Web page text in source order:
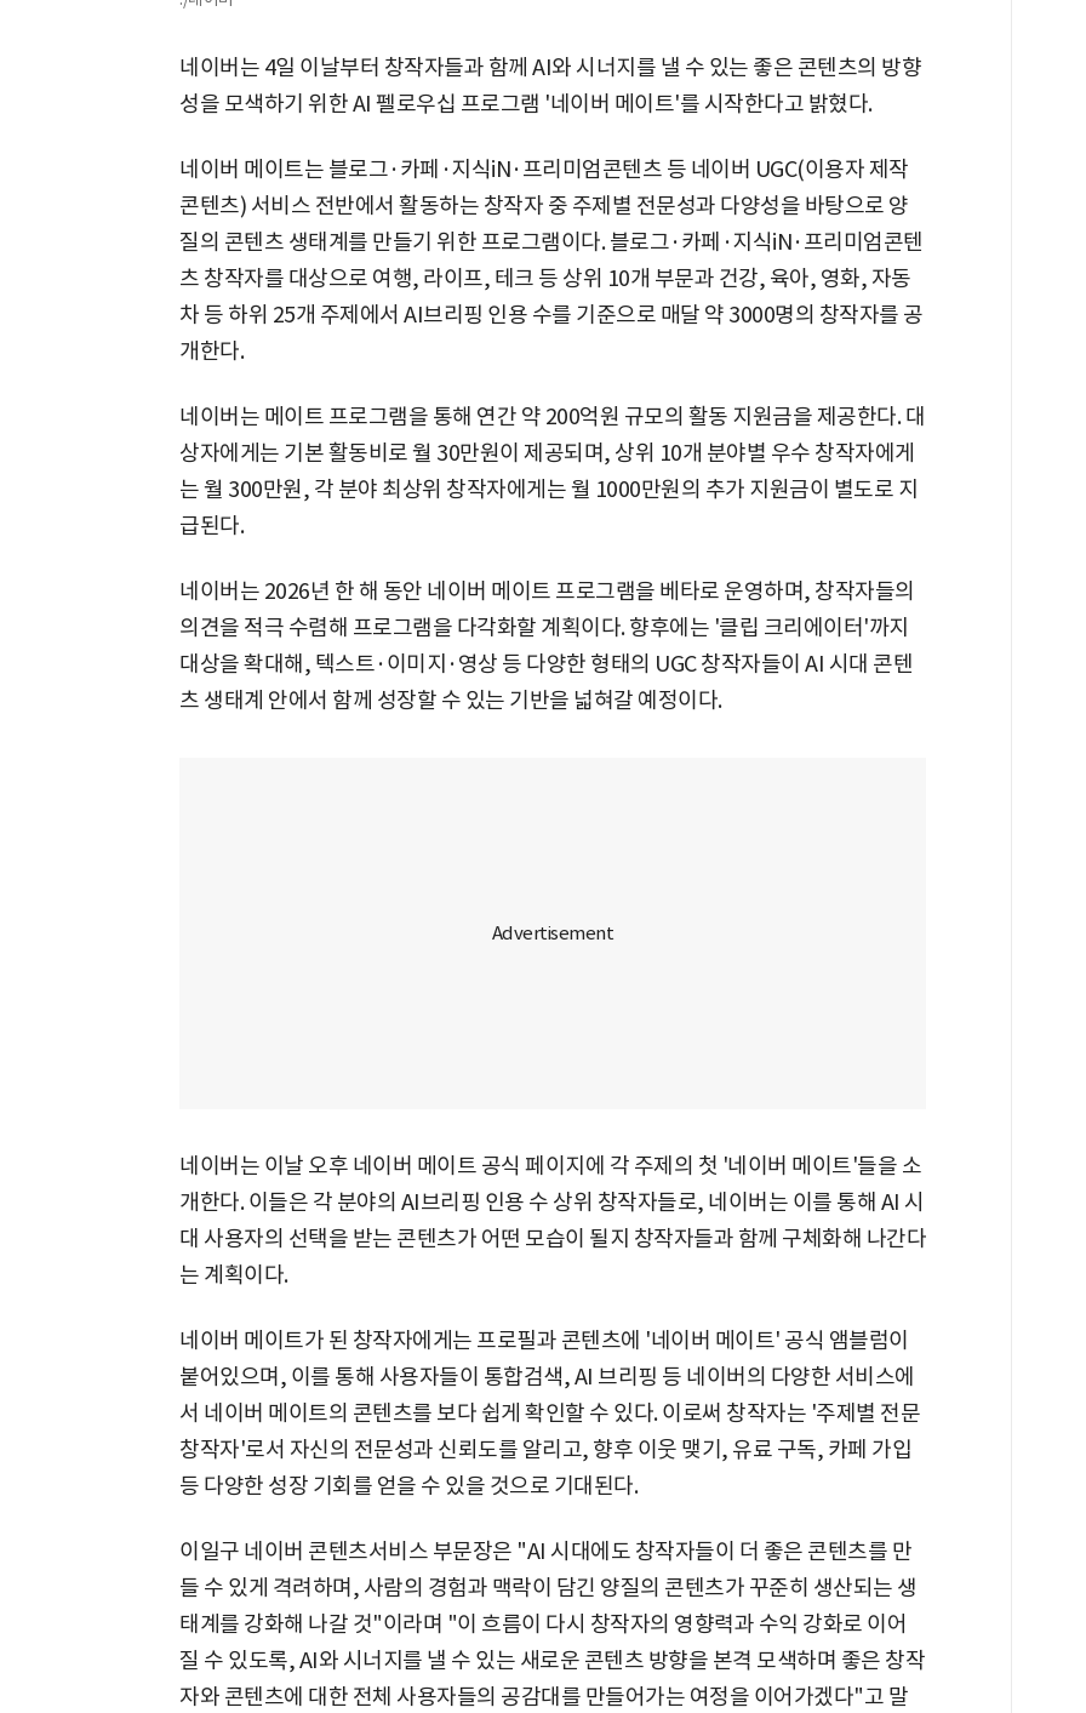
네이버는 4일 이날부터 창작자들과 함께 AI와 시너지를 낼 수 있는 좋은 콘텐츠의 방향
성을 모색하기 위한 AI 펠로우십 프로그램 '네이버 메이트'를 시작한다고 밝혔다.
네이버 메이트는 블로그·카페·지식iN·프리미엄콘텐츠 등 네이버 UGC(이용자 제작
콘텐츠) 서비스 전반에서 활동하는 창작자 중 주제별 전문성과 다양성을 바탕으로 양
질의 콘텐츠 생태계를 만들기 위한 프로그램이다. 블로그·카페·지식iN·프리미엄콘텐
츠 창작자를 대상으로 여행, 라이프, 테크 등 상위 10개 부문과 건강, 육아, 영화, 자동
차 등 하위 25개 주제에서 AI브리핑 인용 수를 기준으로 매달 약 3000명의 창작자를 공
개한다.
네이버는 메이트 프로그램을 통해 연간 약 200억원 규모의 활동 지원금을 제공한다. 대
상자에게는 기본 활동비로 월 30만원이 제공되며, 상위 10개 분야별 우수 창작자에게
는 월 300만원, 각 분야 최상위 창작자에게는 월 1000만원의 추가 지원금이 별도로 지
급된다.
네이버는 2026년 한 해 동안 네이버 메이트 프로그램을 베타로 운영하며, 창작자들의
의견을 적극 수렴해 프로그램을 다각화할 계획이다. 향후에는 '클립 크리에이터'까지
대상을 확대해, 텍스트·이미지·영상 등 다양한 형태의 UGC 창작자들이 AI 시대 콘텐
츠 생태계 안에서 함께 성장할 수 있는 기반을 넓혀갈 예정이다.
네이버는 이날 오후 네이버 메이트 공식 페이지에 각 주제의 첫 '네이버 메이트'들을 소
개한다. 이들은 각 분야의 AI브리핑 인용 수 상위 창작자들로, 네이버는 이를 통해 AI 시
대 사용자의 선택을 받는 콘텐츠가 어떤 모습이 될지 창작자들과 함께 구체화해 나간다
는 계획이다.
네이버 메이트가 된 창작자에게는 프로필과 콘텐츠에 '네이버 메이트' 공식 앰블럼이
붙어있으며, 이를 통해 사용자들이 통합검색, AI 브리핑 등 네이버의 다양한 서비스에
서 네이버 메이트의 콘텐츠를 보다 쉽게 확인할 수 있다. 이로써 창작자는 '주제별 전문
창작자'로서 자신의 전문성과 신뢰도를 알리고, 향후 이웃 맺기, 유료 구독, 카페 가입
등 다양한 성장 기회를 얻을 수 있을 것으로 기대된다.
이일구 네이버 콘텐츠서비스 부문장은 "AI 시대에도 창작자들이 더 좋은 콘텐츠를 만
들 수 있게 격려하며, 사람의 경험과 맥락이 담긴 양질의 콘텐츠가 꾸준히 생산되는 생
태계를 강화해 나갈 것"이라며 "이 흐름이 다시 창작자의 영향력과 수익 강화로 이어
질 수 있도록, AI와 시너지를 낼 수 있는 새로운 콘텐츠 방향을 본격 모색하며 좋은 창작
자와 콘텐츠에 대한 전체 사용자들의 공감대를 만들어가는 여정을 이어가겠다"고 말